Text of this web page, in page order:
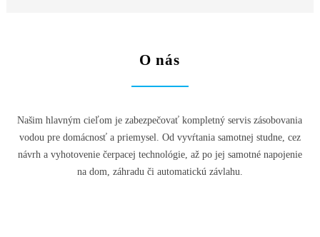
O nás
Našim hlavným cieľom je zabezpečovať kompletný servis zásobovania
vodou pre domácnosť a priemysel. Od vyvŕtania samotnej studne, cez
návrh a vyhotovenie čerpacej technológie, až po jej samotné napojenie
na dom, záhradu či automatickú závlahu.